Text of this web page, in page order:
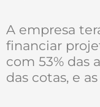
A empresa
financiar
com 53% das
das cotas, e